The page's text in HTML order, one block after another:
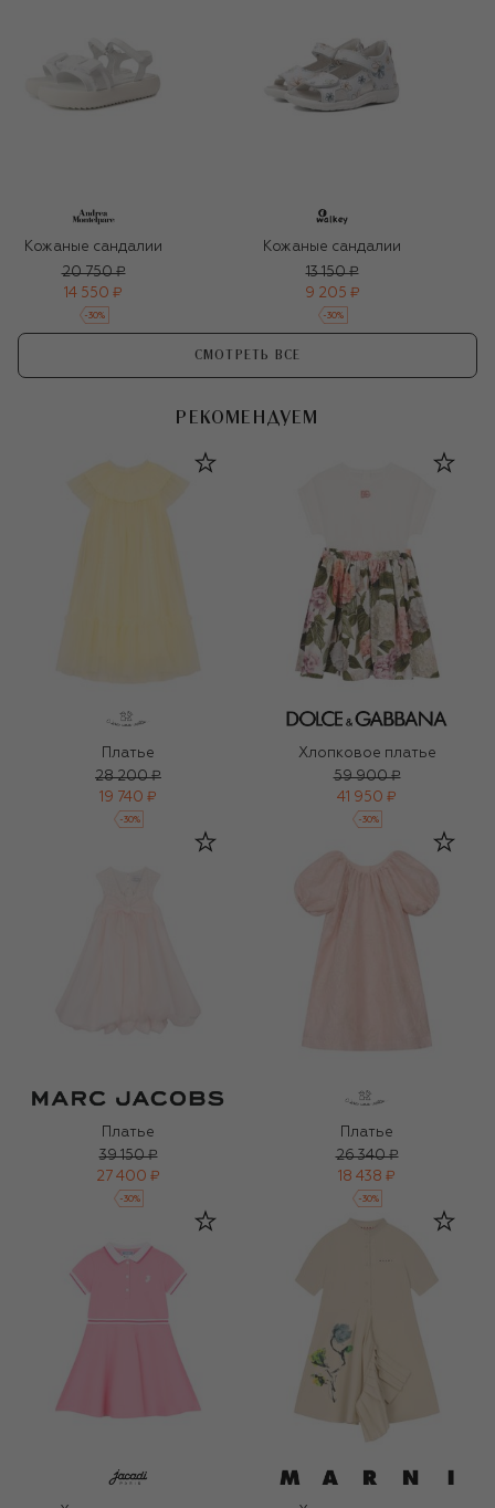
Кожаные сандалии
20 750 ₽
14 550 ₽
-30%
Кожаные сандалии
13 150 ₽
9 205 ₽
-30%
СМОТРЕТЬ ВСЕ
РЕКОМЕНДУЕМ
Платье
28 200 ₽
19 740 ₽
-30%
Хлопковое платье
59 900 ₽
41 950 ₽
-30%
Платье
39 150 ₽
27 400 ₽
-30%
Платье
26 340 ₽
18 438 ₽
-30%